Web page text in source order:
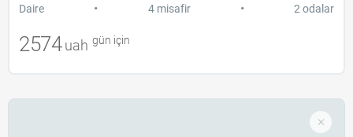
Daire • 4 misafir • 2 odalar
2574 uah gün için